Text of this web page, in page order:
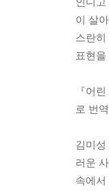
이 살
스란
표현
『어
로 번
김미
러운
속에서